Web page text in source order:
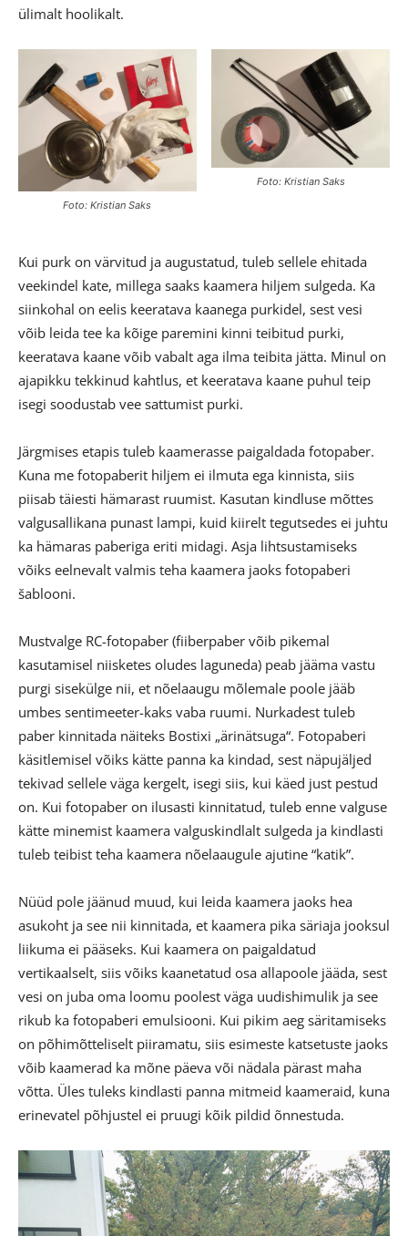
ülimalt hoolikalt.
Foto: Kristian Saks
Foto: Kristian Saks
Kui purk on värvitud ja augustatud, tuleb sellele ehitada
veekindel kate, millega saaks kaamera hiljem sulgeda. Ka
siinkohal on eelis keeratava kaanega purkidel, sest vesi
võib leida tee ka kõige paremini kinni teibitud purki,
keeratava kaane võib vabalt aga ilma teibita jätta. Minul on
ajapikku tekkinud kahtlus, et keeratava kaane puhul teip
isegi soodustab vee sattumist purki.
Järgmises etapis tuleb kaamerasse paigaldada fotopaber.
Kuna me fotopaberit hiljem ei ilmuta ega kinnista, siis
piisab täiesti hämarast ruumist. Kasutan kindluse mõttes
valgusallikana punast lampi, kuid kiirelt tegutsedes ei juhtu
ka hämaras paberiga eriti midagi. Asja lihtsustamiseks
võiks eelnevalt valmis teha kaamera jaoks fotopaberi
šablooni.
Mustvalge RC-fotopaber (fiiberpaber võib pikemal
kasutamisel niisketes oludes laguneda) peab jääma vastu
purgi sisekülge nii, et nõelaaugu mõlemale poole jääb
umbes sentimeeter-kaks vaba ruumi. Nurkadest tuleb
paber kinnitada näiteks Bostixi „ärinätsuga“. Fotopaberi
käsitlemisel võiks kätte panna ka kindad, sest näpujäljed
tekivad sellele väga kergelt, isegi siis, kui käed just pestud
on. Kui fotopaber on ilusasti kinnitatud, tuleb enne valguse
kätte minemist kaamera valguskindlalt sulgeda ja kindlasti
tuleb teibist teha kaamera nõelaaugule ajutine “katik”.
Nüüd pole jäänud muud, kui leida kaamera jaoks hea
asukoht ja see nii kinnitada, et kaamera pika säriaja jooksul
liikuma ei pääseks. Kui kaamera on paigaldatud
vertikaalselt, siis võiks kaanetatud osa allapoole jääda, sest
vesi on juba oma loomu poolest väga uudishimulik ja see
rikub ka fotopaberi emulsiooni. Kui pikim aeg säritamiseks
on põhimõtteliselt piiramatu, siis esimeste katsetuste jaoks
võib kaamerad ka mõne päeva või nädala pärast maha
võtta. Üles tuleks kindlasti panna mitmeid kaameraid, kuna
erinevatel põhjustel ei pruugi kõik pildid õnnestuda.